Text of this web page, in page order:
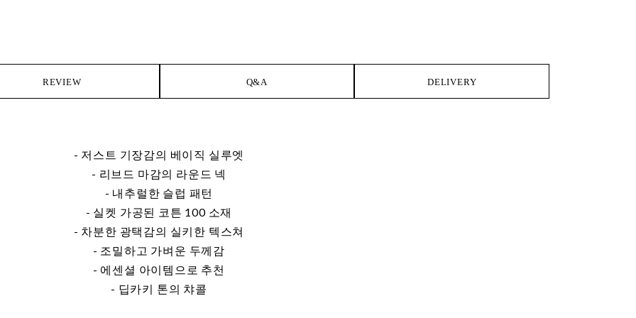
REVIEW Q&A DELIVERY
- 저스트 기장감의 베이직 실루엣
- 리브드 마감의 라운드 넥
- 내추럴한 슬럽 패턴
- 실켓 가공된 코튼 100 소재
- 차분한 광택감의 실키한 텍스쳐
- 조밀하고 가벼운 두께감
- 에센셜 아이템으로 추천
- 딥카키 톤의 챠콜